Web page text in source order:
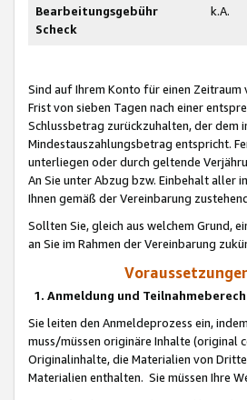
Bearbeitungsgebühr
Scheck
k.A.
Sind auf Ihrem Konto für einen
Frist von sieben Tagen nach einer
Schlussbetrag zurückzuhalten, der dem
Mindestauszahlungsbetrag entspricht.
unterliegen oder durch geltende
An Sie unter Abzug bzw. Einbehalt aller
Ihnen gemäß der Vereinbarung
Sollten Sie, gleich aus welchem Grund,
an Sie im Rahmen der Vereinbarung
1. Anmeldung und
Sie leiten den Anmeldeprozess ein,
muss/müssen originäre Inhalte (original
Originalinhalte, die Materialien von
Materialien enthalten. Sie müssen Ihre